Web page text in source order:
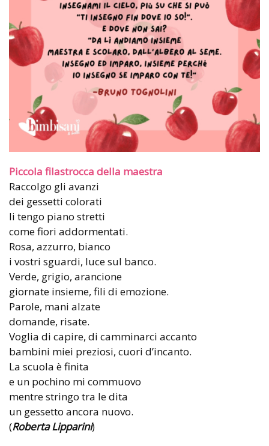
Piccola filastrocca della maestra
Raccolgo gli avanzi
dei gessetti colorati
li tengo piano stretti
come fiori addormentati.
Rosa, azzurro, bianco
i vostri sguardi, luce sul banco.
Verde, grigio, arancione
giornate insieme, fili di emozione.
Parole, mani alzate
domande, risate.
Voglia di capire, di camminarci accanto
bambini miei preziosi, cuori d’incanto.
La scuola è finita
e un pochino mi commuovo
mentre stringo tra le dita
un gessetto ancora nuovo.
(Roberta Lipparini)